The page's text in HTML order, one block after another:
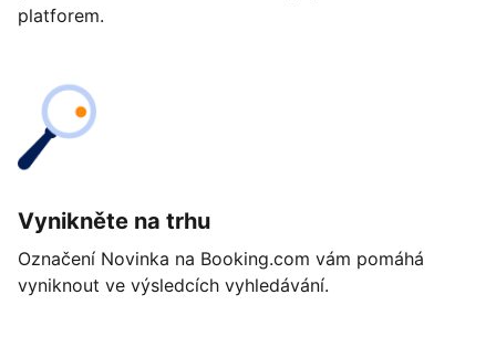
platforem.
Vynikněte na trhu
Označení Novinka na Booking.com vám pomáhá
vyniknout ve výsledcích vyhledávání.